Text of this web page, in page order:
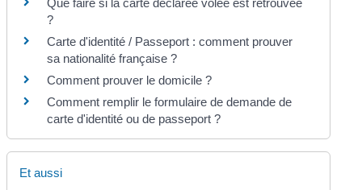
?
Carte d'identité / Passeport : comment prouver
sa nationalité française ?
Comment prouver le domicile ?
Comment remplir le formulaire de demande de
carte d'identité ou de passeport ?
Et aussi